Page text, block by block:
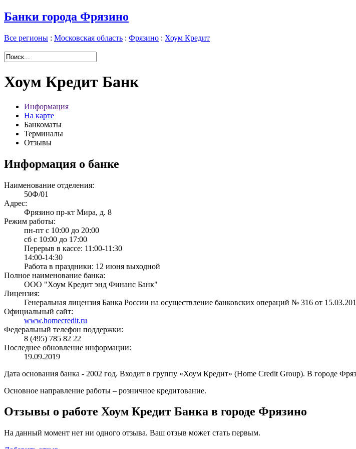
Банки города Фрязино
Все регионы : Московская область : Фрязино : Хоум Кредит
Хоум Кредит Банк
Информация
На карте
Банкоматы
Терминалы
Отзывы
Информация о банке
Наименование отделения:
50Ф/01
Адрес:
Фрязино пр-кт Мира, д. 8
Режим работы:
пн-пт с 10:00 до 20:00
сб с 10:00 до 17:00
Перерыв в кассе: 11:00-11:30
14:00-14:30
Работа в праздники: 12 июня выходной
Полное наименование банка:
ООО "Хоум Кредит энд Финанс Банк"
Лицензия:
Генеральная лицензия Банка России на осуществление банковских операций № 316 от
Официальный сайт:
www.homecredit.ru
Федеральный телефон поддержки:
8 (495) 785 82 22
Последнее обновление информации:
19.09.2019
Дата основания банка - 2002 год. Входит в группу «Хоум Кредит» (Home Credit Group). В городе
Основное направление работы – розничное кредитование.
Отзывы о работе Хоум Кредит Банка в городе Фрязино
На данный момент нет ни одного отзыва. Ваш отзыв может стать первым.